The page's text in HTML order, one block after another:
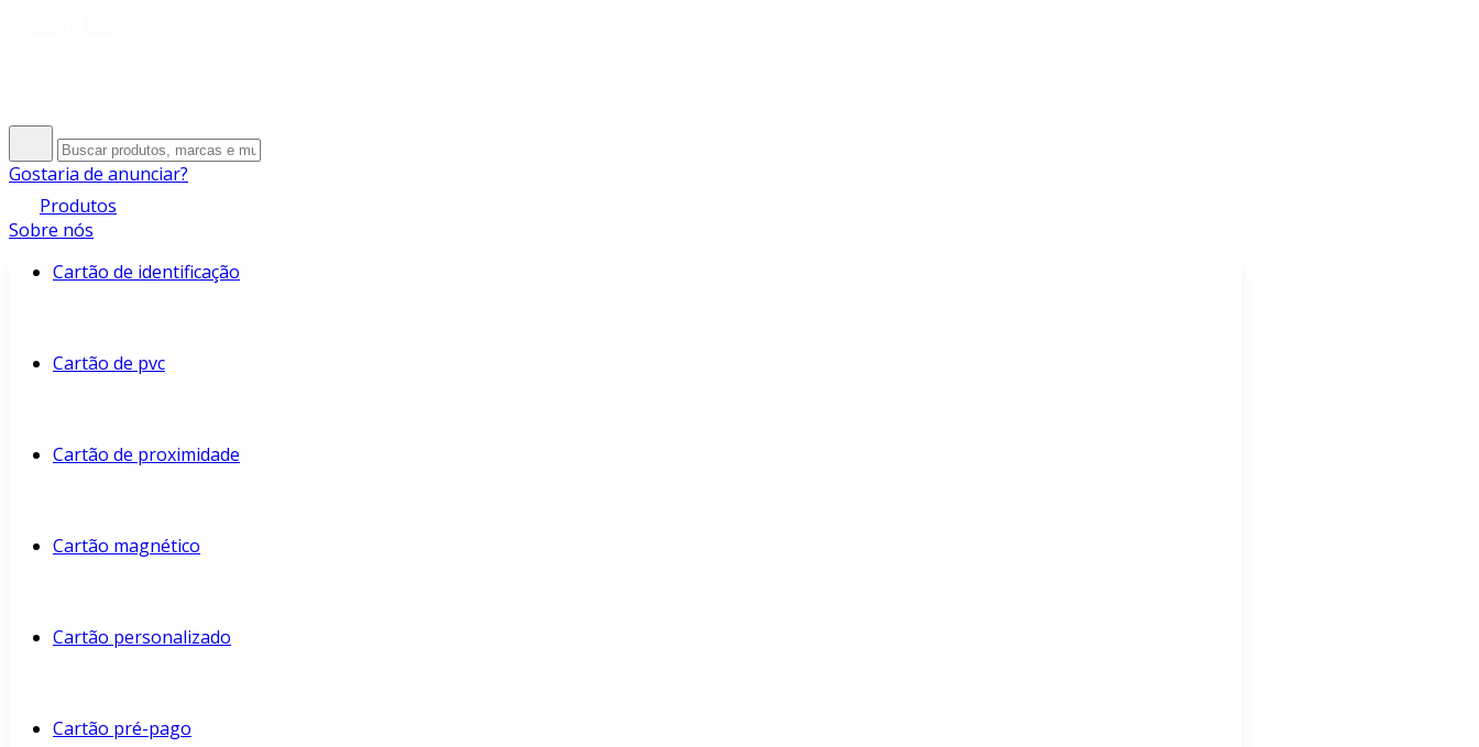
Gostaria de anunciar?
Produtos
Sobre nós
Cartão de identificação
Cartão de pvc
Cartão de proximidade
Cartão magnético
Cartão personalizado
Cartão pré-pago